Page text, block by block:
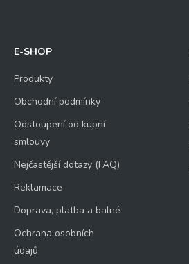
E-SHOP
Produkty
Obchodní podmínky
Odstoupení od kupní
smlouvy
Nejčastější dotazy (FAQ)
Reklamace
Doprava, platba a balné
Ochrana osobních
údajů